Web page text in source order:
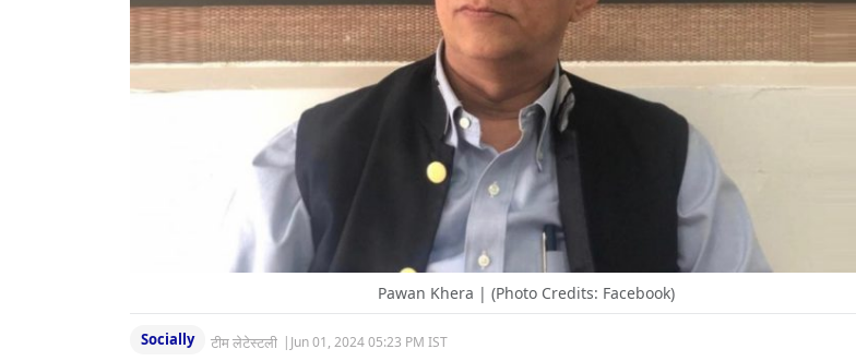
Pawan Khera | (Photo Credits: Facebook)
Socially टीम लेटेस्टली | Jun 01, 2024 05:23 PM IST